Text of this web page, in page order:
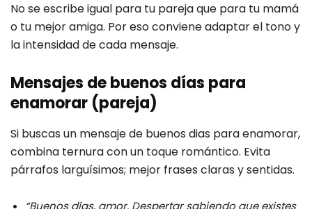
No se escribe igual para tu pareja que para tu mamá
o tu mejor amiga. Por eso conviene adaptar el tono y
la intensidad de cada mensaje.
Mensajes de buenos días para
enamorar (pareja)
Si buscas un mensaje de buenos dias para enamorar,
combina ternura con un toque romántico. Evita
párrafos larguísimos; mejor frases claras y sentidas.
“Buenos días, amor. Despertar sabiendo que existes